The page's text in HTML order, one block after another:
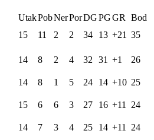
UtakPobNerPorDGPGGR
Bod
15 11 2 2 34 13 +21 35
14 8 2 4 32 31 +1 26
14 8 1 5 24 14 +10 25
15 6 6 3 27 16 +11 24
14 7 3 4 25 14 +11 24